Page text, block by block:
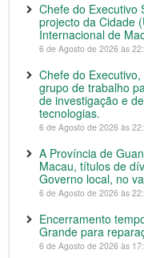
Chefe do Executivo
projecto da Cidade
Internacional de
6 de Agosto de 2026 às
Chefe do
grupo de trabalho
de investigação e
tecnologias.
6 de Agosto de 2026 às
A Província de
Macau, títulos de
Governo local, no
6 de Agosto de 2026 às
Encerramento
Grande para
6 de Agosto de 2026 às